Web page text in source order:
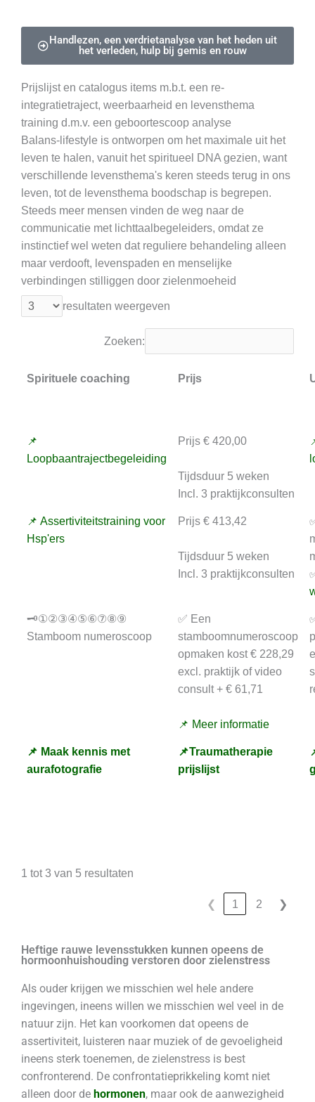
Handlezen, een verdrietanalyse van het heden uit
het verleden, hulp bij gemis en rouw
Prijslijst en catalogus items m.b.t. een re-
integratietraject, weerbaarheid en levensthema
training d.m.v. een geboortescoop analyse
Balans-lifestyle is ontworpen om het maximale uit het
leven te halen, vanuit het spiritueel DNA gezien, want
verschillende levensthema's keren steeds terug in ons
leven, tot de levensthema boodschap is begrepen.
Steeds meer mensen vinden de weg naar de
communicatie met lichttaalbegeleiders, omdat ze
instinctief wel weten dat reguliere behandeling alleen
maar verdooft, levenspaden en menselijke
verbindingen stilliggen door zielenmoeheid
resultaten weergeven
Zoeken:
Spirituele coaching Prijs
📌
Loopbaantrajectbegeleiding
Prijs € 420,00
Tijdsduur 5 weken
Incl. 3 praktijkconsulten
📌 Assertiviteitstraining voor
Hsp'ers
Prijs € 413,42
Tijdsduur 5 weken
Incl. 3 praktijkconsulten
🗝️①②③④⑤⑥⑦⑧⑨
Stamboom numeroscoop
✅ Een
stamboomnumeroscoop
opmaken kost € 228,29
excl. praktijk of video
consult + € 61,71
📌 Meer informatie
📌 Maak kennis met
aurafotografie
📌Traumatherapie
prijslijst
1 tot 3 van 5 resultaten
❮ 1 2 ❯
Heftige rauwe levensstukken kunnen opeens de
hormoonhuishouding verstoren door zielenstress
Als ouder krijgen we misschien wel hele andere
ingevingen, ineens willen we misschien wel veel in de
natuur zijn. Het kan voorkomen dat opeens de
assertiviteit, luisteren naar muziek of de gevoeligheid
ineens sterk toenemen, de zielenstress is best
confronterend. De confrontatieprikkeling komt niet
alleen door de hormonen, maar ook de aanwezigheid